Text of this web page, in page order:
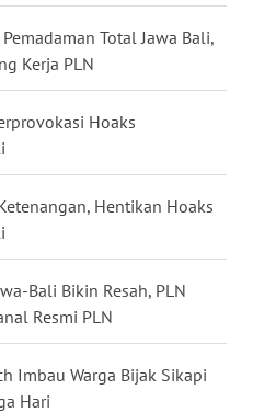
Total Jawa Bali,
Kerja PLN
Hoaks
Hentikan Hoaks
Bali Bikin Resah, PLN
Resmi PLN
Imbau Warga Bijak Sikapi
Hari